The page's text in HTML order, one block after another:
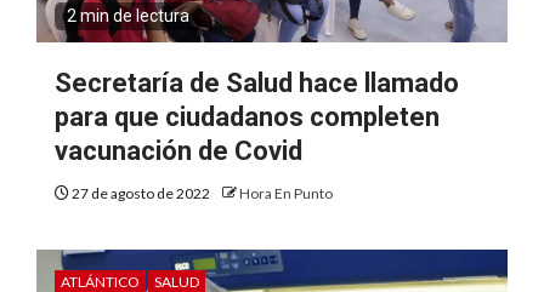
2 min de lectura
Secretaría de Salud hace llamado
para que ciudadanos completen
vacunación de Covid
27 de agosto de 2022 Hora En Punto
ATLÁNTICO SALUD